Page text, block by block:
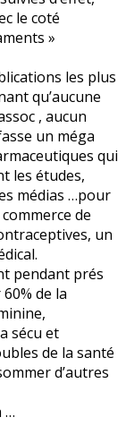
le coté
»
les plus
qu’aucune
, aucun
un méga
qui
les études,
médias …pour
de
un
pendant prés
de la
sécu et
de la santé
d’autres
…